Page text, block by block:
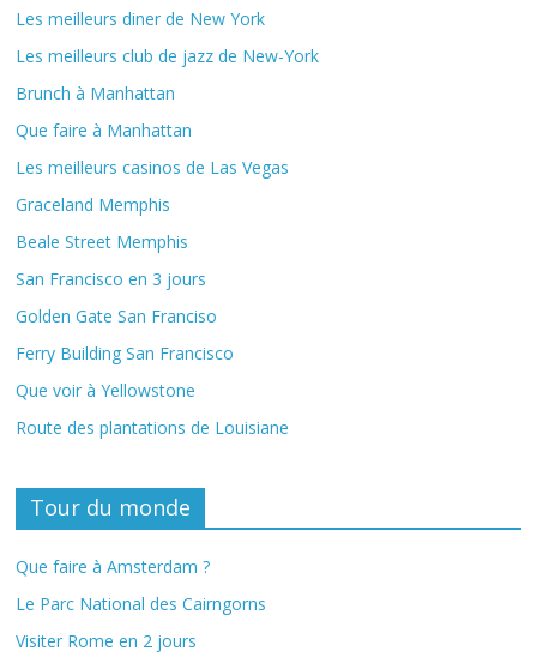
Les meilleurs diner de New York
Les meilleurs club de jazz de New-York
Brunch à Manhattan
Que faire à Manhattan
Les meilleurs casinos de Las Vegas
Graceland Memphis
Beale Street Memphis
San Francisco en 3 jours
Golden Gate San Franciso
Ferry Building San Francisco
Que voir à Yellowstone
Route des plantations de Louisiane
Tour du monde
Que faire à Amsterdam ?
Le Parc National des Cairngorns
Visiter Rome en 2 jours